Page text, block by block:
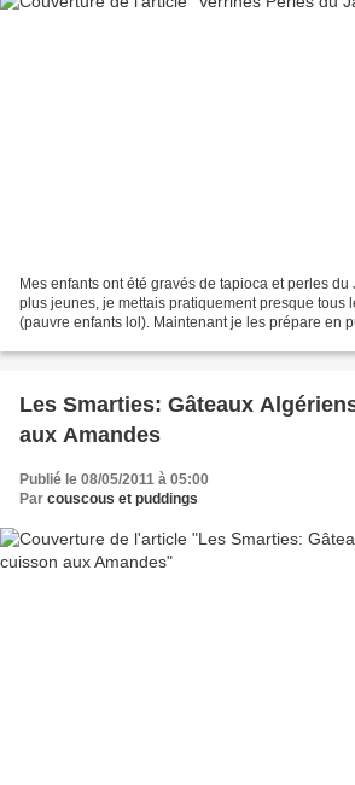
Mes enfants ont été gravés de tapioca et perles
plus jeunes, je mettais pratiquement presque tous
(pauvre enfants lol). Maintenant je les prépare en
Les Smarties: Gâteaux
aux Amandes
Publié le 08/05/2011 à 05:00
Par couscous et puddings